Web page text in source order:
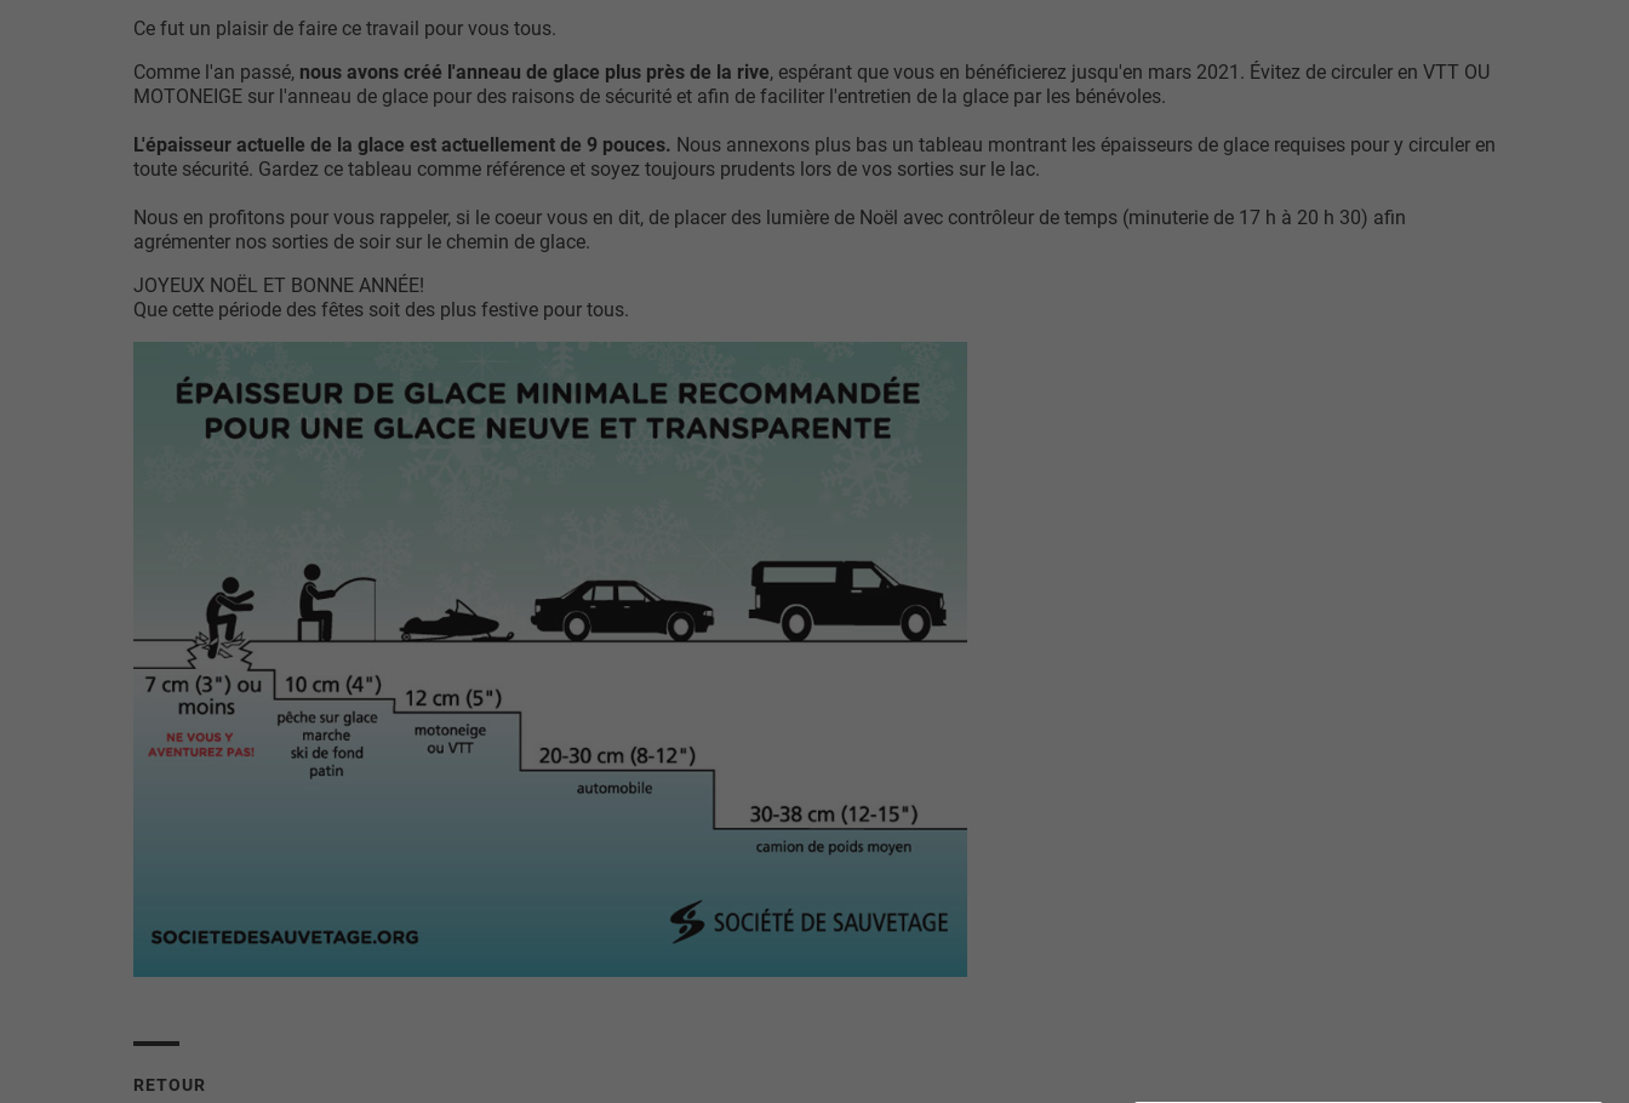
Ce fut un plaisir de faire ce travail pour vous tous.
Comme l'an passé, nous avons créé l'anneau de glace plus près de la rive, espérant que vous en bénéficierez jusqu'en mars 2021. Évitez de circuler en VTT OU
MOTONEIGE sur l'anneau de glace pour des raisons de sécurité et afin de faciliter l'entretien de la glace par les bénévoles.
L'épaisseur actuelle de la glace est actuellement de 9 pouces. Nous annexons plus bas un tableau montrant les épaisseurs de glace requises pour y circuler en
toute sécurité. Gardez ce tableau comme référence et soyez toujours prudents lors de vos sorties sur le lac.
Nous en profitons pour vous rappeler, si le coeur vous en dit, de placer des lumière de Noël avec contrôleur de temps (minuterie de 17 h à 20 h 30) afin
agrémenter nos sorties de soir sur le chemin de glace.
JOYEUX NOËL ET BONNE ANNÉE!
Que cette période des fêtes soit des plus festive pour tous.
RETOUR